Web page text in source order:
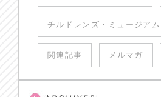
チルドレンズ・ミュージアム
関連記事 メルマガ